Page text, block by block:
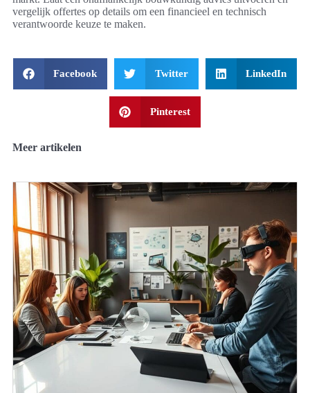
vergelijk offertes op details om een financieel en technisch
verantwoorde keuze te maken.
Facebook Twitter LinkedIn
Pinterest
Meer artikelen